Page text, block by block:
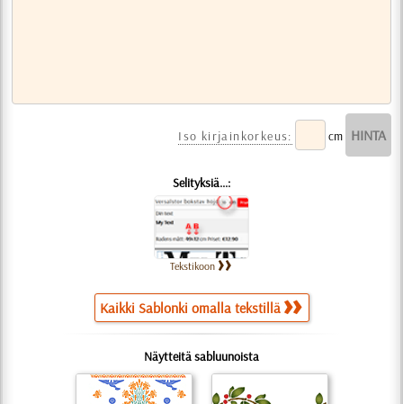
Iso kirjainkorkeus: cm
Selityksiä...:
Tekstikoon
Kaikki Sablonki omalla tekstillä
Näytteitä sabluunoista